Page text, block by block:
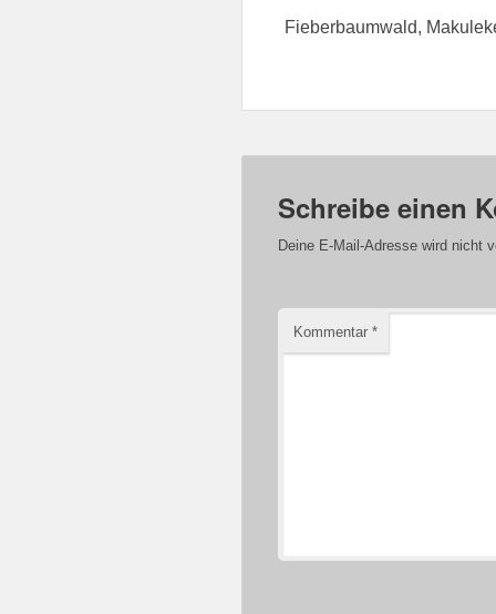
Fieberbaumwald,
Schreibe einen
Deine E-Mail-Adresse wird nicht
Kommentar *